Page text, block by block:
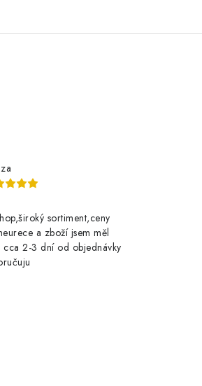
sortiment,ceny
a zboží jsem měl
cca 2-3 dní od objednávky